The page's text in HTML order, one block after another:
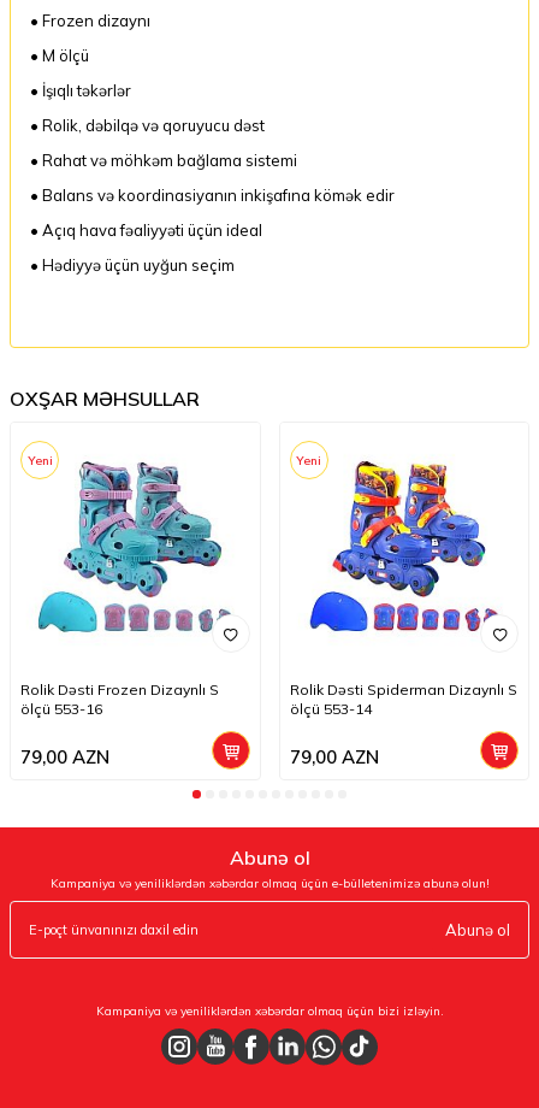
• Frozen dizaynı
• M ölçü
• İşıqlı təkərlər
• Rolik, dəbilqə və qoruyucu dəst
• Rahat və möhkəm bağlama sistemi
• Balans və koordinasiyanın inkişafına kömək edir
• Açıq hava fəaliyyəti üçün ideal
• Hədiyyə üçün uyğun seçim
OXŞAR MƏHSULLAR
Yeni
Rolik Dəsti Frozen Dizaynlı S
ölçü 553-16
79,00 AZN
Yeni
Rolik Dəsti Spiderman Dizaynlı S
ölçü 553-14
79,00AZN
Abunə ol
Kampaniya və yeniliklərdən xəbərdar olmaq üçün e-bülletenimizə abunə olun!
Abunə ol
Kampaniya və yeniliklərdən xəbərdar olmaq üçün bizi izləyin.